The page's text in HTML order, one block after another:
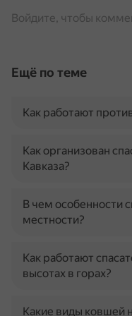
Войдите, чтобы
Ещё по теме
Как работают
Как организован
Кавказа?
В чем особенности
местности?
Как работают
высотах в горах?
Какие виды ковшей